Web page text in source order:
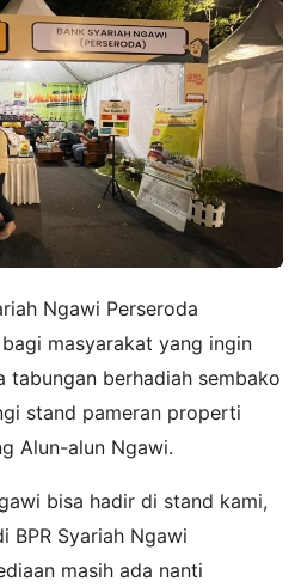
Ngawi Perseroda
masyarakat yang ingin
tabungan berhadiah sembako
stand pameran properti
Alun-alun Ngawi.
bisa hadir di stand kami,
BPR Syariah Ngawi
masih ada nanti